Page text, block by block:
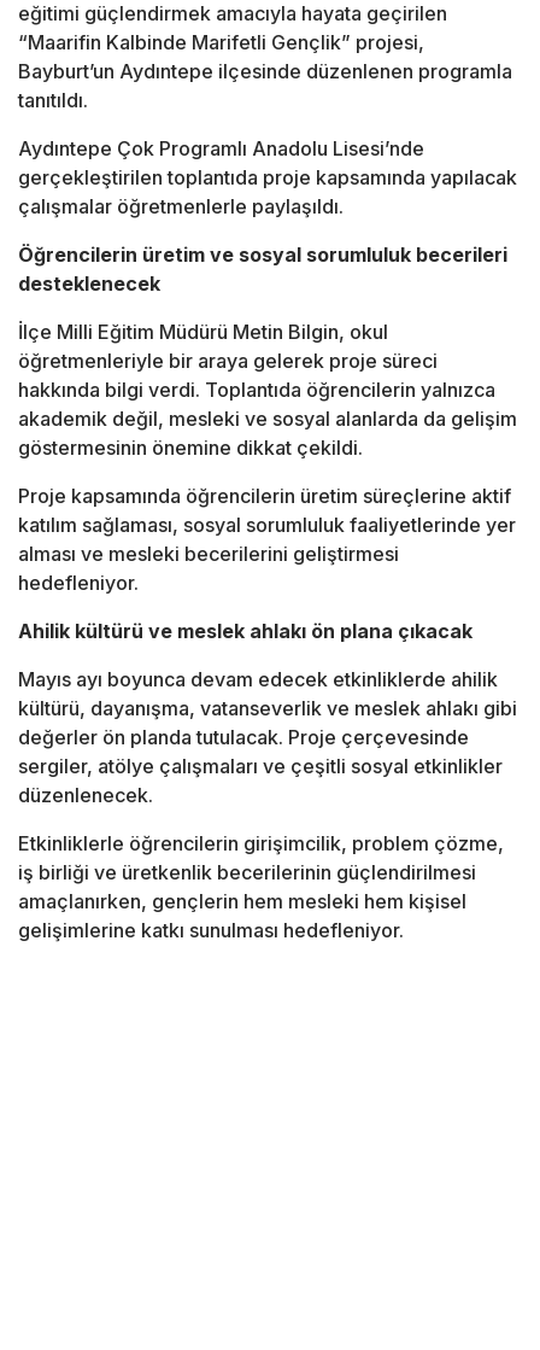
eğitimi güçlendirmek amacıyla hayata geçirilen
“Maarifin Kalbinde Marifetli Gençlik” projesi,
Bayburt’un Aydıntepe ilçesinde düzenlenen programla
tanıtıldı.
Aydıntepe Çok Programlı Anadolu Lisesi’nde
gerçekleştirilen toplantıda proje kapsamında yapılacak
çalışmalar öğretmenlerle paylaşıldı.
Öğrencilerin üretim ve sosyal sorumluluk becerileri
desteklenecek
İlçe Milli Eğitim Müdürü Metin Bilgin, okul
öğretmenleriyle bir araya gelerek proje süreci
hakkında bilgi verdi. Toplantıda öğrencilerin yalnızca
akademik değil, mesleki ve sosyal alanlarda da gelişim
göstermesinin önemine dikkat çekildi.
Proje kapsamında öğrencilerin üretim süreçlerine aktif
katılım sağlaması, sosyal sorumluluk faaliyetlerinde yer
alması ve mesleki becerilerini geliştirmesi
hedefleniyor.
Ahilik kültürü ve meslek ahlakı ön plana çıkacak
Mayıs ayı boyunca devam edecek etkinliklerde ahilik
kültürü, dayanışma, vatanseverlik ve meslek ahlakı gibi
değerler ön planda tutulacak. Proje çerçevesinde
sergiler, atölye çalışmaları ve çeşitli sosyal etkinlikler
düzenlenecek.
Etkinliklerle öğrencilerin girişimcilik, problem çözme,
iş birliği ve üretkenlik becerilerinin güçlendirilmesi
amaçlanırken, gençlerin hem mesleki hem kişisel
gelişimlerine katkı sunulması hedefleniyor.